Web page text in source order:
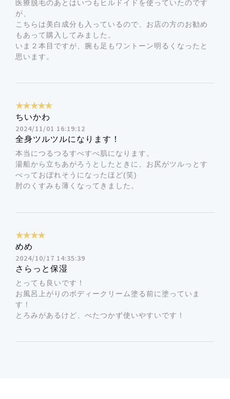
キサンジオール
医療脱毛のあとはいつもヒルドイドを使っていたのです
が、
こちらは美白成分も入っているので、お店の方のお勧め
もあって購入してみました。
いま２本目ですが、腕も足もワントーン明るくなったと
思います。
★★★★★
ちいかわ
2024/11/01 16:19:12
全身ツルツルになります！
本当につるつるすべすべ肌になります。
湯船から立ちあがろうとしたときに、お尻がツルっとす
べっておぼれそうになったほど(笑)
肘のくすみも薄くなってきました。
★★★★
めめ
2024/10/17 14:35:39
さらっと保湿
とっても良いです！
お風呂上がりのボディークリーム塗る前に塗っていま
す！
とろみがあるけど、べたつかず使いやすいです！